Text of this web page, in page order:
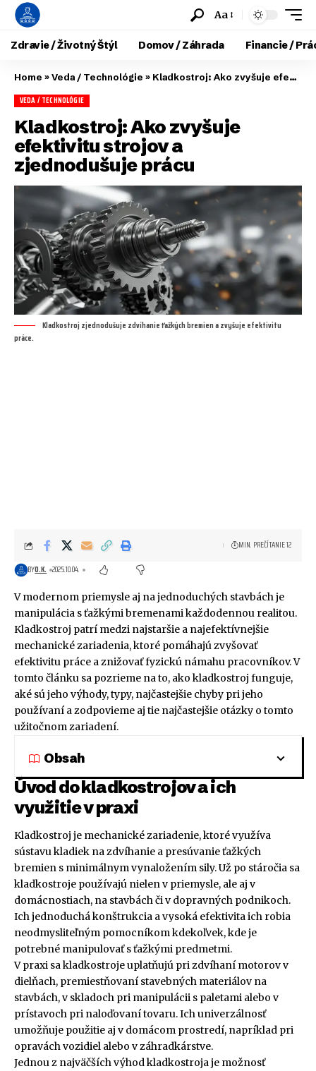
Aa
Zdravie / Životný Štýl Domov / Záhrada Financie /
Home »Veda / Technológie » Kladkostroj: Ako zvyšuje efektivitu strojov a zjednodušuje prácu
VEDA / TECHNOLÓGIE
Kladkostroj: Ako zvyšuje
efektivitu strojov a
zjednodušuje prácu
Kladkostroj zjednodušuje zdvíhanie ťažkých bremien a zvyšuje efektivitu
práce.
BYO.K. 2025.10.04.
MIN. PREČÍTANIE 12
V modernom priemysle aj na jednoduchých stavbách je
manipulácia s ťažkými bremenami každodennou realitou.
Kladkostroj patrí medzi najstaršie a najefektívnejšie
mechanické zariadenia, ktoré pomáhajú zvyšovať
efektivitu práce a znižovať fyzickú námahu pracovníkov. V
tomto článku sa pozrieme na to, ako kladkostroj funguje,
aké sú jeho výhody, typy, najčastejšie chyby pri jeho
používaní a zodpovieme aj tie najčastejšie otázky o tomto
užitočnom zariadení.
Obsah
Úvod do kladkostrojov a ich
využitie v praxi
Kladkostroj je mechanické zariadenie, ktoré využíva
sústavu kladiek na zdvíhanie a presúvanie ťažkých
bremien s minimálnym vynaložením sily. Už po stáročia sa
kladkostroje používajú nielen v priemysle, ale aj v
domácnostiach, na stavbách či v dopravných podnikoch.
Ich jednoduchá konštrukcia a vysoká efektivita ich robia
neodmysliteľným pomocníkom kdekoľvek, kde je
potrebné manipulovať s ťažkými predmetmi.
V praxi sa kladkostroje uplatňujú pri zdvíhaní motorov v
dielňach, premiestňovaní stavebných materiálov na
stavbách, v skladoch pri manipulácii s paletami alebo v
prístavoch pri naloďovaní tovaru. Ich univerzálnosť
umožňuje použitie aj v domácom prostredí, napríklad pri
opravách vozidiel alebo v záhradkárstve.
Jednou z najväčších výhod kladkostroja je možnosť